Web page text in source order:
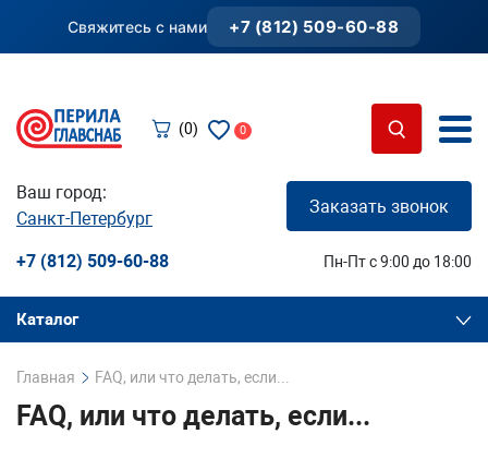
Свяжитесь с нами +7 (812) 509-60-88
(0) 0
Ваш город:
Санкт-Петербург
Заказать звонок
+7 (812) 509-60-88 Пн-Пт с 9:00 до 18:00
Каталог
Главная FAQ, или что делать, если...
FAQ, или что делать, если...